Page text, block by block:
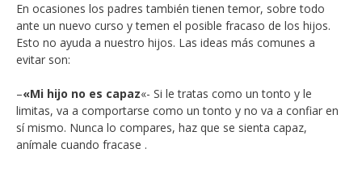
En ocasiones los padres también tienen temor, sobre todo
ante un nuevo curso y temen el posible fracaso de los hijos.
Esto no ayuda a nuestro hijos. Las ideas más comunes a
evitar son:
–«Mi hijo no es capaz«- Si le tratas como un tonto y le
limitas, va a comportarse como un tonto y no va a confiar en
sí mismo. Nunca lo compares, haz que se sienta capaz,
anímale cuando fracase .